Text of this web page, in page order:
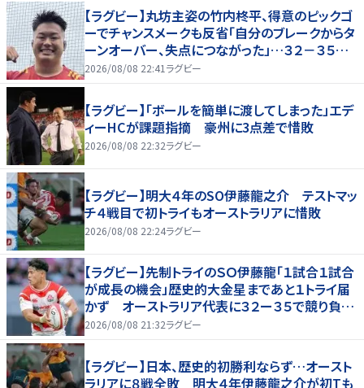
【ラグビー】丸坊主姿の竹内柊平、得意のピックゴ
ーでチャンスメークも反省「自分のブレークからタ
ーンオーバー、失点につながった」…３２－３５惜
敗、オーストラリアに歴史的金星ならず
2026/08/08 22:41 ラグビー
【ラグビー】「ボールを簡単に渡してしまった」エデ
ィーHCが課題指摘 豪州に3点差で惜敗
2026/08/08 22:32ラグビー
【ラグビー】明大４年のSO伊藤龍之介 テストマッ
チ４戦目で初トライもオーストラリアに惜敗
2026/08/08 22:24ラグビー
【ラグビー】先制トライのＳＯ伊藤龍「１試合１試合
が成長の機会」歴史的大金星まであと１トライ届
かず オーストラリア代表に３２ー３５で競り負け
る
2026/08/08 21:32ラグビー
【ラグビー】日本、歴史的初勝利ならず…オースト
ラリアに８戦全敗 明大４年伊藤龍之介が初Tも